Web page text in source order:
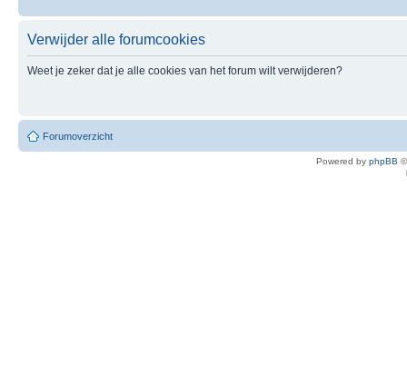
Verwijder alle forumcookies
Weet je zeker dat je alle cookies van het forum wilt verwijderen?
Forumoverzicht
Powered by phpBB